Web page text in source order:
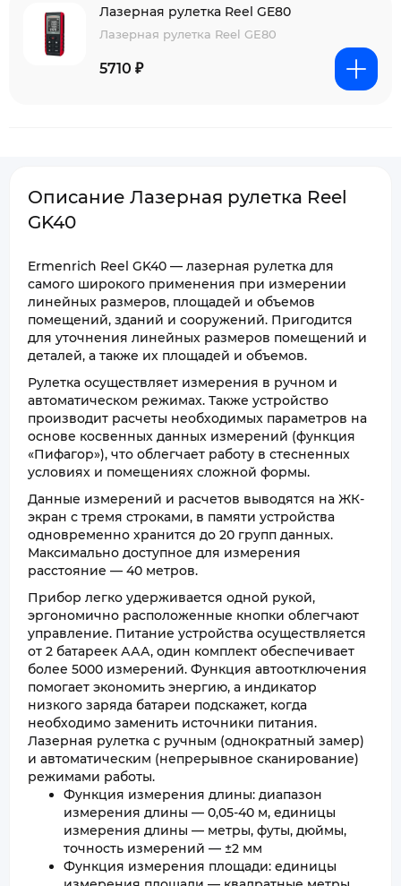
Лазерная рулетка Reel GE80
Лазерная рулетка Reel GE80
5710 ₽
Описание Лазерная рулетка Reel
GK40
Ermenrich Reel GK40 — лазерная рулетка для
самого широкого применения при измерении
линейных размеров, площадей и объемов
помещений, зданий и сооружений. Пригодится
для уточнения линейных размеров помещений и
деталей, а также их площадей и объемов.
Рулетка осуществляет измерения в ручном и
автоматическом режимах. Также устройство
производит расчеты необходимых параметров на
основе косвенных данных измерений (функция
«Пифагор»), что облегчает работу в стесненных
условиях и помещениях сложной формы.
Данные измерений и расчетов выводятся на ЖК-
экран с тремя строками, в памяти устройства
одновременно хранится до 20 групп данных.
Максимально доступное для измерения
расстояние — 40 метров.
Прибор легко удерживается одной рукой,
эргономично расположенные кнопки облегчают
управление. Питание устройства осуществляется
от 2 батареек ААА, один комплект обеспечивает
более 5000 измерений. Функция автоотключения
помогает экономить энергию, а индикатор
низкого заряда батареи подскажет, когда
необходимо заменить источники питания.
Лазерная рулетка с ручным (однократный замер)
и автоматическим (непрерывное сканирование)
режимами работы.
Функция измерения длины: диапазон
измерения длины — 0,05-40 м, единицы
измерения длины — метры, футы, дюймы,
точность измерений — ±2 мм
Функция измерения площади: единицы